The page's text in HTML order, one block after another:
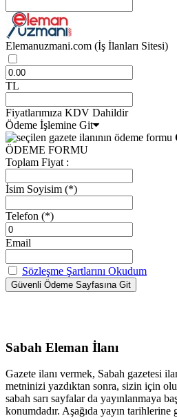
Elemanuzmani.com (İş İlanları Sitesi)
TL
Fiyatlarımıza KDV Dahildir
Ödeme İşlemine Git
ÖDEME FORMU
Toplam Fiyat :
İsim Soyisim (*)
Telefon (*)
Email
Sözleşme Şartlarını Okudum
Sabah Eleman İlanı
Gazete ilanı vermek, Sabah gazetesi
metninizi yazdıktan sonra, sizin için
sabah sarı sayfalar da yayınlanmaya
konumdadır. Aşağıda yayın tarihlerine